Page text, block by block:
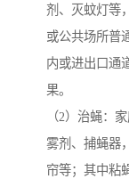
剂、灭蚊灯等
或公共场所普
内或进出口通
果。
（2）治蝇：
雾剂、捕蝇器
帘等；其中粘